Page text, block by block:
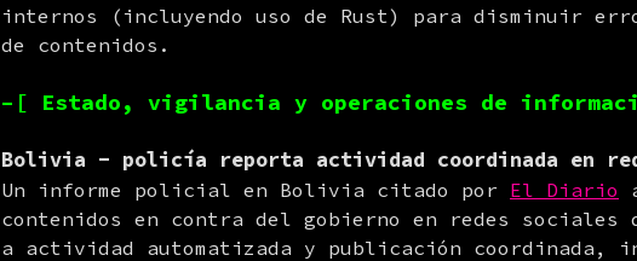
internos (incluyendo uso de Rust) para disminuir
de contenidos.
–[ Estado, vigilancia y operaciones de
Bolivia - policía reporta actividad coordinada en
Un informe policial en Bolivia citado por El Diario
contenidos en contra del gobierno en redes sociales
a actividad automatizada y publicación coordinada,